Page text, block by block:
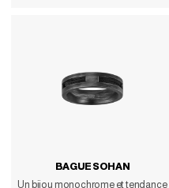
BAGUE SOHAN
Un bijou monochrome et tendance